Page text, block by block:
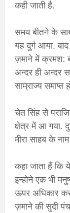
कही जाती है.
समय बीतने के
यह दुर्ग आया.
ज़माने में क्रमश:
अन्दर ही अन्दर
साम्राज्य
चेत सिंह से
क्षेत्र में आ गया.
मीरा साहब के
कहा जाता हैं
इन्होने एक भी
ऊपर अधिकार
ज़माने की सुदी